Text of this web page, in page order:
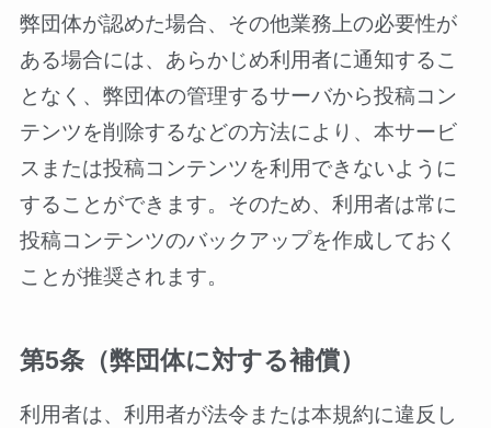
弊団体が認めた場合、その他業務上の必要性が
ある場合には、あらかじめ利用者に通知するこ
となく、弊団体の管理するサーバから投稿コン
テンツを削除するなどの方法により、本サービ
スまたは投稿コンテンツを利用できないように
することができます。そのため、利用者は常に
投稿コンテンツのバックアップを作成しておく
ことが推奨されます。
第5条（弊団体に対する補償）
利用者は、利用者が法令または本規約に違反し